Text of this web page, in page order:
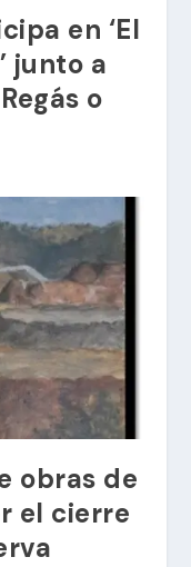
en ‘El
junto a
o
obras de
el cierre